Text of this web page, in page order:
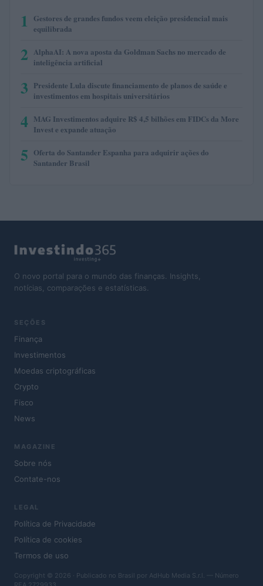
1
Gestores de grandes fundos veem eleição presidencial mais
equilibrada
2 AlphaAI: A nova aposta da Goldman Sachs no mercado de
inteligência artificial
3 Presidente Lula discute financiamento de planos de saúde e
investimentos em hospitais universitários
4 MAG Investimentos adquire R$ 4,5 bilhões em FIDCs da More
Invest e expande atuação
5 Oferta do Santander Espanha para adquirir ações do
Santander Brasil
O novo portal para o mundo das finanças. Insights,
notícias, comparações e estatísticas.
SEÇÕES
Finança
Investimentos
Moedas criptográficas
Crypto
Fisco
News
MAGAZINE
Sobre nós
Contate-nos
LEGAL
Política de Privacidade
Política de cookies
Termos de uso
Copyright © 2026 · Publicado no Brasil por AdHub Media S.r.l. — Número